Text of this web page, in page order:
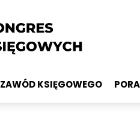
ZAWÓD KSIĘGOWEGO